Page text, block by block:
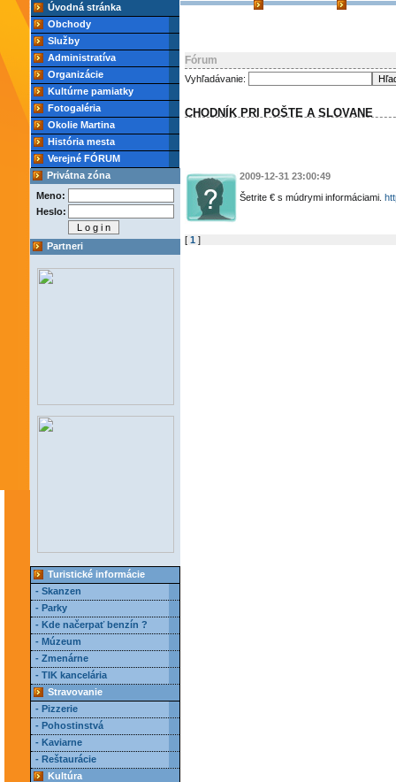
Úvodná stránka
Obchody
Služby
Administratíva
Organizácie
Kultúrne pamiatky
Fotogaléria
Okolie Martina
História mesta
Verejné FÓRUM
Privátna zóna
Meno:
Heslo:
Partneri
Turistické informácie
- Skanzen
- Parky
- Kde načerpať benzín ?
- Múzeum
- Zmenárne
- TIK kancelária
Stravovanie
- Pizzerie
- Pohostinstvá
- Kaviarne
- Reštaurácie
Kultúra
Fórum
Vyhľadávanie:
CHODNÍK PRI POŠTE A SLOVANE
2009-12-31 23:00:49
Šetrite € s múdrymi informáciami.
[ 1 ]